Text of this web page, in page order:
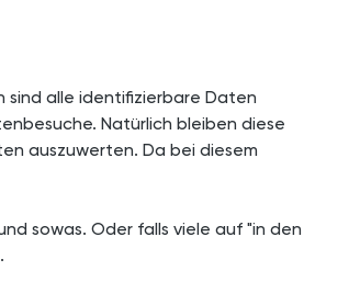
sind alle identifizierbare Daten
Natürlich bleiben diese
auszuwerten. Da bei diesem
sowas. Oder falls viele auf "in den